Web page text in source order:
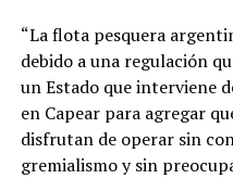
“La flota pesquera
debido a una regulación
un Estado que interviene
en Capear para agregar
disfrutan de operar sin
gremialismo y sin